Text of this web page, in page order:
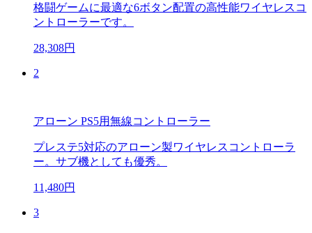
格闘ゲームに最適な6ボタン配置の高性能ワイヤレスコ
ントローラーです。
28,308円
2
アローン PS5用無線コントローラー
プレステ5対応のアローン製ワイヤレスコントローラ
ー。サブ機としても優秀。
11,480円
3